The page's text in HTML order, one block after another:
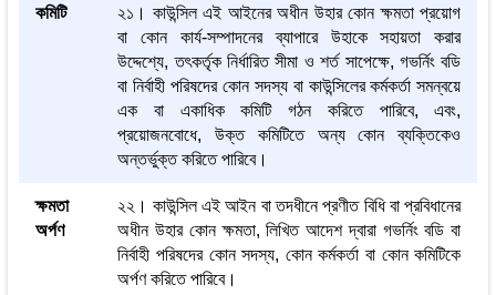
কমিটি
২১। কাউন্সিল এই আইনের অধীন উহার কোন ক্ষমতা প্রয়োগ
বা কোন কার্য-সম্পাদনের ব্যাপারে উহাকে সহায়তা করার
উদ্দেশ্যে, তৎকর্তৃক নির্ধারিত সীমা ও শর্ত সাপেক্ষে, গভর্নিং বডি
বা নির্বাহী পরিষদের কোন সদস্য বা কাউন্সিলের কর্মকর্তা সমন্বয়ে
এক বা একাধিক কমিটি গঠন করিতে পারিবে, এবং,
প্রয়োজনবোধে, উক্ত কমিটিতে অন্য কোন ব্যক্তিকেও
অন্তর্ভুক্ত করিতে পারিবে।
ক্ষমতা
অর্পণ
২২। কাউন্সিল এই আইন বা তদধীনে প্রণীত বিধি বা প্রবিধানের
অধীন উহার কোন ক্ষমতা, লিখিত আদেশ দ্বারা গভর্নিং বডি বা
নির্বাহী পরিষদের কোন সদস্য, কোন কর্মকর্তা বা কোন কমিটিকে
অর্পণ করিতে পারিবে।